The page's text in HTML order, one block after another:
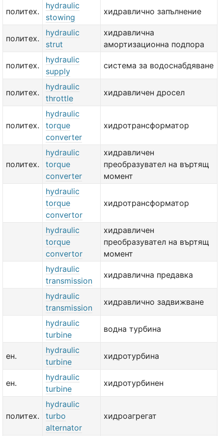
политех.
hydraulic
stowing
хидравлично запълнение
политех.
hydraulic
strut
хидравлична
амортизационна подпора
политех.
hydraulic
supply
система за водоснабдяване
политех.
hydraulic
throttle
хидравличен дросел
политех.
hydraulic
torque
converter
хидротрансформатор
политех.
hydraulic
torque
converter
хидравличен
преобразувател на въртящ
момент
hydraulic
torque
convertor
хидротрансформатор
hydraulic
torque
convertor
хидравличен
преобразувател на въртящ
момент
hydraulic
transmission
хидравлична предавка
hydraulic
transmission
хидравлично задвижване
hydraulic
turbine
водна турбина
ен.
hydraulic
turbine
хидротурбина
ен.
hydraulic
turbine
хидротурбинен
политех.
hydraulic
turbo
alternator
хидроагрегат